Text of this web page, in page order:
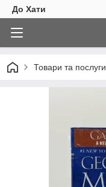
До Хати
Товари та послуги